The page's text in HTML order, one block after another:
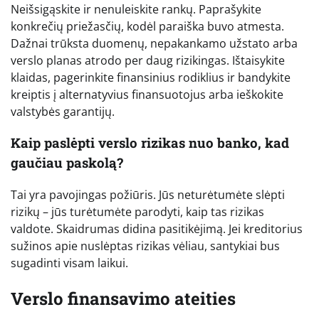
Neišsigąskite ir nenuleiskite rankų. Paprašykite
konkrečių priežasčių, kodėl paraiška buvo atmesta.
Dažnai trūksta duomenų, nepakankamo užstato arba
verslo planas atrodo per daug rizikingas. Ištaisykite
klaidas, pagerinkite finansinius rodiklius ir bandykite
kreiptis į alternatyvius finansuotojus arba ieškokite
valstybės garantijų.
Kaip paslėpti verslo rizikas nuo banko, kad
gaučiau paskolą?
Tai yra pavojingas požiūris. Jūs neturėtumėte slėpti
rizikų – jūs turėtumėte parodyti, kaip tas rizikas
valdote. Skaidrumas didina pasitikėjimą. Jei kreditorius
sužinos apie nuslėptas rizikas vėliau, santykiai bus
sugadinti visam laikui.
Verslo finansavimo ateities